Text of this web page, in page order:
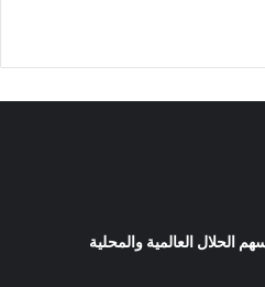
الحلال العالمية والمحلية